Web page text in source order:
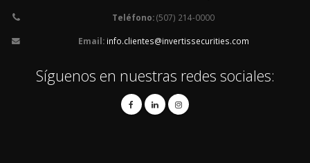
Teléfono:(507) 214-0000
Email: info.clientes@invertissecurities.com
Síguenos en nuestras redes sociales: